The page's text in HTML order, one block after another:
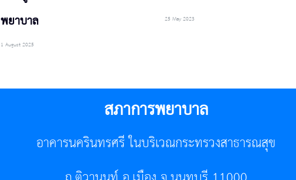
พยาบาล
1 August 2025
25 May 2023
สภาการพยาบาล
อาคารนครินทรศรี ในบริเวณกระทรวงสาธารณสุข